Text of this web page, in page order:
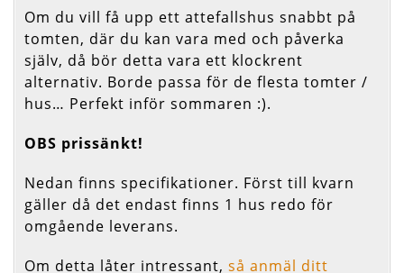
Om du vill få upp ett attefallshus snabbt på
tomten, där du kan vara med och påverka
själv, då bör detta vara ett klockrent
alternativ. Borde passa för de flesta tomter /
hus… Perfekt inför sommaren :).
OBS prissänkt!
Nedan finns specifikationer. Först till kvarn
gäller då det endast finns 1 hus redo för
omgående leverans.
Om detta låter intressant, så anmäl ditt